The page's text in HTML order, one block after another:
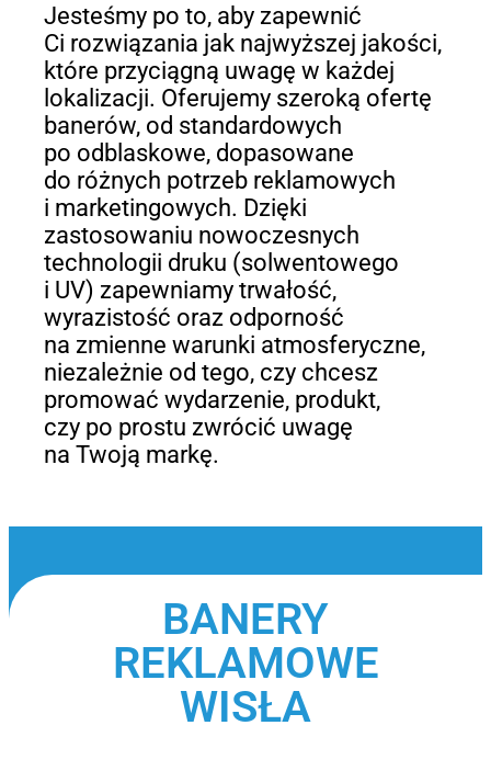
Jesteśmy po to, aby zapewnić
Ci rozwiązania jak najwyższej jakości,
które przyciągną uwagę w każdej
lokalizacji. Oferujemy szeroką ofertę
banerów, od standardowych
po odblaskowe, dopasowane
do różnych potrzeb reklamowych
i marketingowych. Dzięki
zastosowaniu nowoczesnych
technologii druku (solwentowego
i UV) zapewniamy trwałość,
wyrazistość oraz odporność
na zmienne warunki atmosferyczne,
niezależnie od tego, czy chcesz
promować wydarzenie, produkt,
czy po prostu zwrócić uwagę
na Twoją markę.
BANERY
REKLAMOWE
WISŁA